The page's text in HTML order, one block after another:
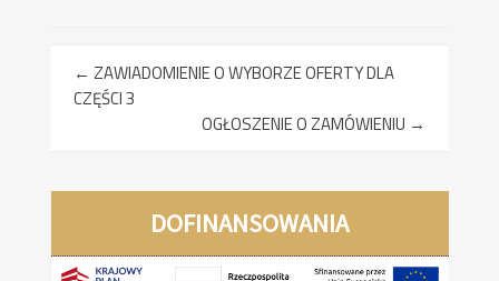
← ZAWIADOMIENIE O WYBORZE OFERTY DLA
CZĘŚCI 3
OGŁOSZENIE O ZAMÓWIENIU →
DOFINANSOWANIA